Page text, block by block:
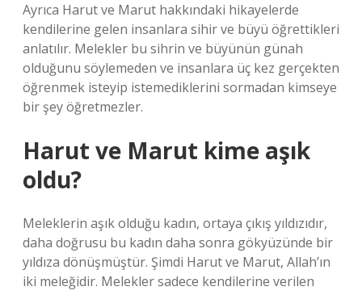
Ayrıca Harut ve Marut hakkındaki hikayelerde
kendilerine gelen insanlara sihir ve büyü öğrettikleri
anlatılır. Melekler bu sihrin ve büyünün günah
olduğunu söylemeden ve insanlara üç kez gerçekten
öğrenmek isteyip istemediklerini sormadan kimseye
bir şey öğretmezler.
Harut ve Marut kime aşık
oldu?
Meleklerin aşık olduğu kadın, ortaya çıkış yıldızıdır,
daha doğrusu bu kadın daha sonra gökyüzünde bir
yıldıza dönüşmüştür. Şimdi Harut ve Marut, Allah’ın
iki meleğidir. Melekler sadece kendilerine verilen